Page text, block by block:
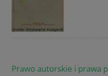
Prawo autorskie i prawa